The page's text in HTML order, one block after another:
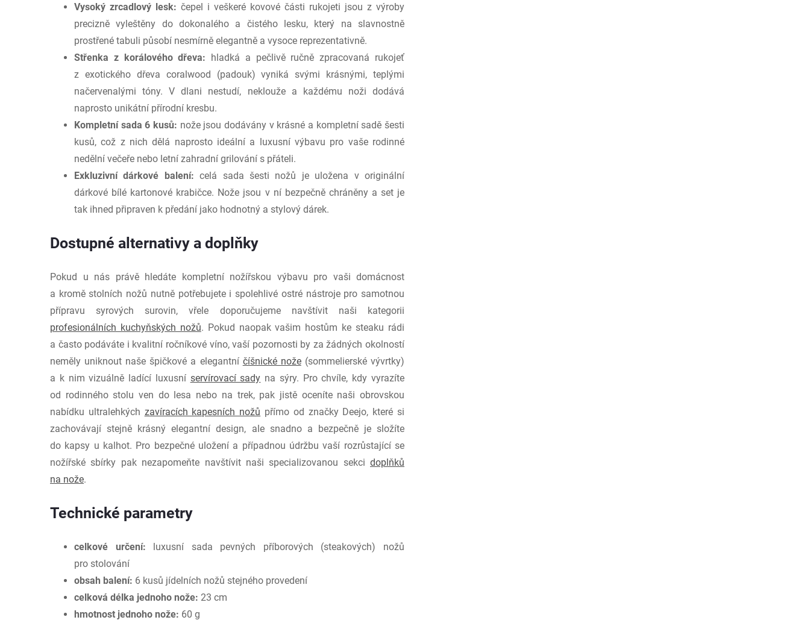
Vysoký zrcadlový lesk: čepel i veškeré kovové části rukojeti jsou z výroby
precizně vyleštěny do dokonalého a čistého lesku, který na slavnostně
prostřené tabuli působí nesmírně elegantně a vysoce reprezentativně.
Střenka z korálového dřeva: hladká a pečlivě ručně zpracovaná rukojeť
z exotického dřeva coralwood (padouk) vyniká svými krásnými, teplými
načervenalými tóny. V dlani nestudí, neklouže a každému noži dodává
naprosto unikátní přírodní kresbu.
Kompletní sada 6 kusů: nože jsou dodávány v krásné a kompletní sadě šesti
kusů, což z nich dělá naprosto ideální a luxusní výbavu pro vaše rodinné
nedělní večeře nebo letní zahradní grilování s přáteli.
Exkluzivní dárkové balení: celá sada šesti nožů je uložena v originální
dárkové bílé kartonové krabičce. Nože jsou v ní bezpečně chráněny a set je
tak ihned připraven k předání jako hodnotný a stylový dárek.
Dostupné alternativy a doplňky
Pokud u nás právě hledáte kompletní nožířskou výbavu pro vaši domácnost
a kromě stolních nožů nutně potřebujete i spolehlivé ostré nástroje pro samotnou
přípravu syrových surovin, vřele doporučujeme navštívit naši kategorii
profesionálních kuchyňských nožů. Pokud naopak vašim hostům ke steaku rádi
a často podáváte i kvalitní ročníkové víno, vaší pozornosti by za žádných okolností
neměly uniknout naše špičkové a elegantní číšnické nože(sommelierské vývrtky)
a k nim vizuálně ladící luxusní servírovací sady na sýry. Pro chvíle, kdy vyrazíte
od rodinného stolu ven do lesa nebo na trek, pak jistě oceníte naši obrovskou
nabídku ultralehkých zavíracích kapesních nožů přímo od značky Deejo, které si
zachovávají stejně krásný elegantní design, ale snadno a bezpečně je složíte
do kapsy u kalhot. Pro bezpečné uložení a případnou údržbu vaší rozrůstající se
nožířské sbírky pak nezapomeňte navštívit naši specializovanou sekci doplňků
na nože.
Technické parametry
celkové určení: luxusní sada pevných příborových (steakových) nožů
pro stolování
obsah balení: 6 kusů jídelních nožů stejného provedení
celková délka jednoho nože: 23 cm
hmotnost jednoho nože: 60 g